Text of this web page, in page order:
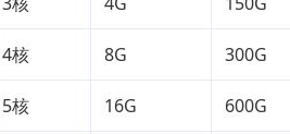
4核 8G 300G
5核 16G 600G